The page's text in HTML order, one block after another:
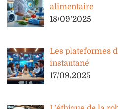
alimentaire
18/09/2025
Les plateformes
instantané
17/09/2025